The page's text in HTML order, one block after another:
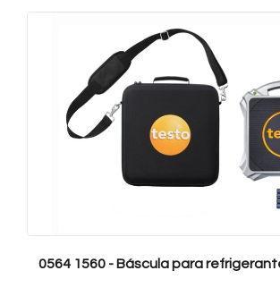
0564 1560 - Báscula para